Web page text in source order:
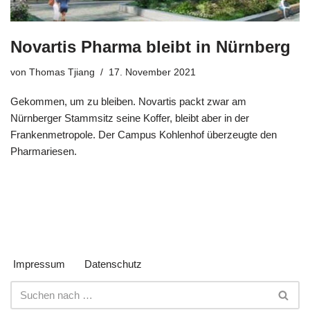
Novartis Pharma bleibt in Nürnberg
von Thomas Tjiang 17. November 2021
Gekommen, um zu bleiben. Novartis packt zwar am
Nürnberger Stammsitz seine Koffer, bleibt aber in der
Frankenmetropole. Der Campus Kohlenhof überzeugte den
Pharmariesen.
Impressum Datenschutz